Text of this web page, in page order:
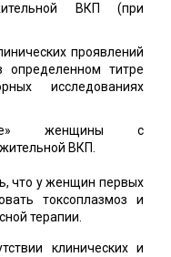
ВКП (при
проявлений
титре
исследованиях
женщины с
ВКП.
что у женщин первых
токсоплазмоз и
терапии.
клинических и